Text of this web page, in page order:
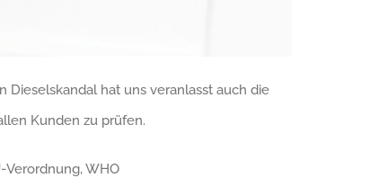
Dieselskandal hat uns veranlasst auch die
Kunden zu prüfen.
WHO